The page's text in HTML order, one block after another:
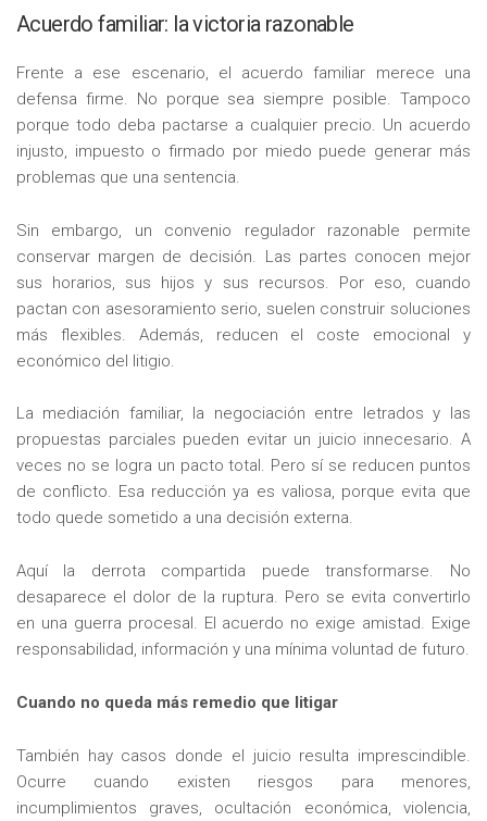
Acuerdo familiar: la victoria razonable
Frente a ese escenario, el acuerdo familiar merece una
defensa firme. No porque sea siempre posible. Tampoco
porque todo deba pactarse a cualquier precio. Un acuerdo
injusto, impuesto o firmado por miedo puede generar más
problemas que una sentencia.
Sin embargo, un convenio regulador razonable permite
conservar margen de decisión. Las partes conocen mejor
sus horarios, sus hijos y sus recursos. Por eso, cuando
pactan con asesoramiento serio, suelen construir soluciones
más flexibles. Además, reducen el coste emocional y
económico del litigio.
La mediación familiar, la negociación entre letrados y las
propuestas parciales pueden evitar un juicio innecesario. A
veces no se logra un pacto total. Pero sí se reducen puntos
de conflicto. Esa reducción ya es valiosa, porque evita que
todo quede sometido a una decisión externa.
Aquí la derrota compartida puede transformarse. No
desaparece el dolor de la ruptura. Pero se evita convertirlo
en una guerra procesal. El acuerdo no exige amistad. Exige
responsabilidad, información y una mínima voluntad de futuro.
Cuando no queda más remedio que litigar
También hay casos donde el juicio resulta imprescindible.
Ocurre cuando existen riesgos para menores,
incumplimientos graves, ocultación económica, violencia,